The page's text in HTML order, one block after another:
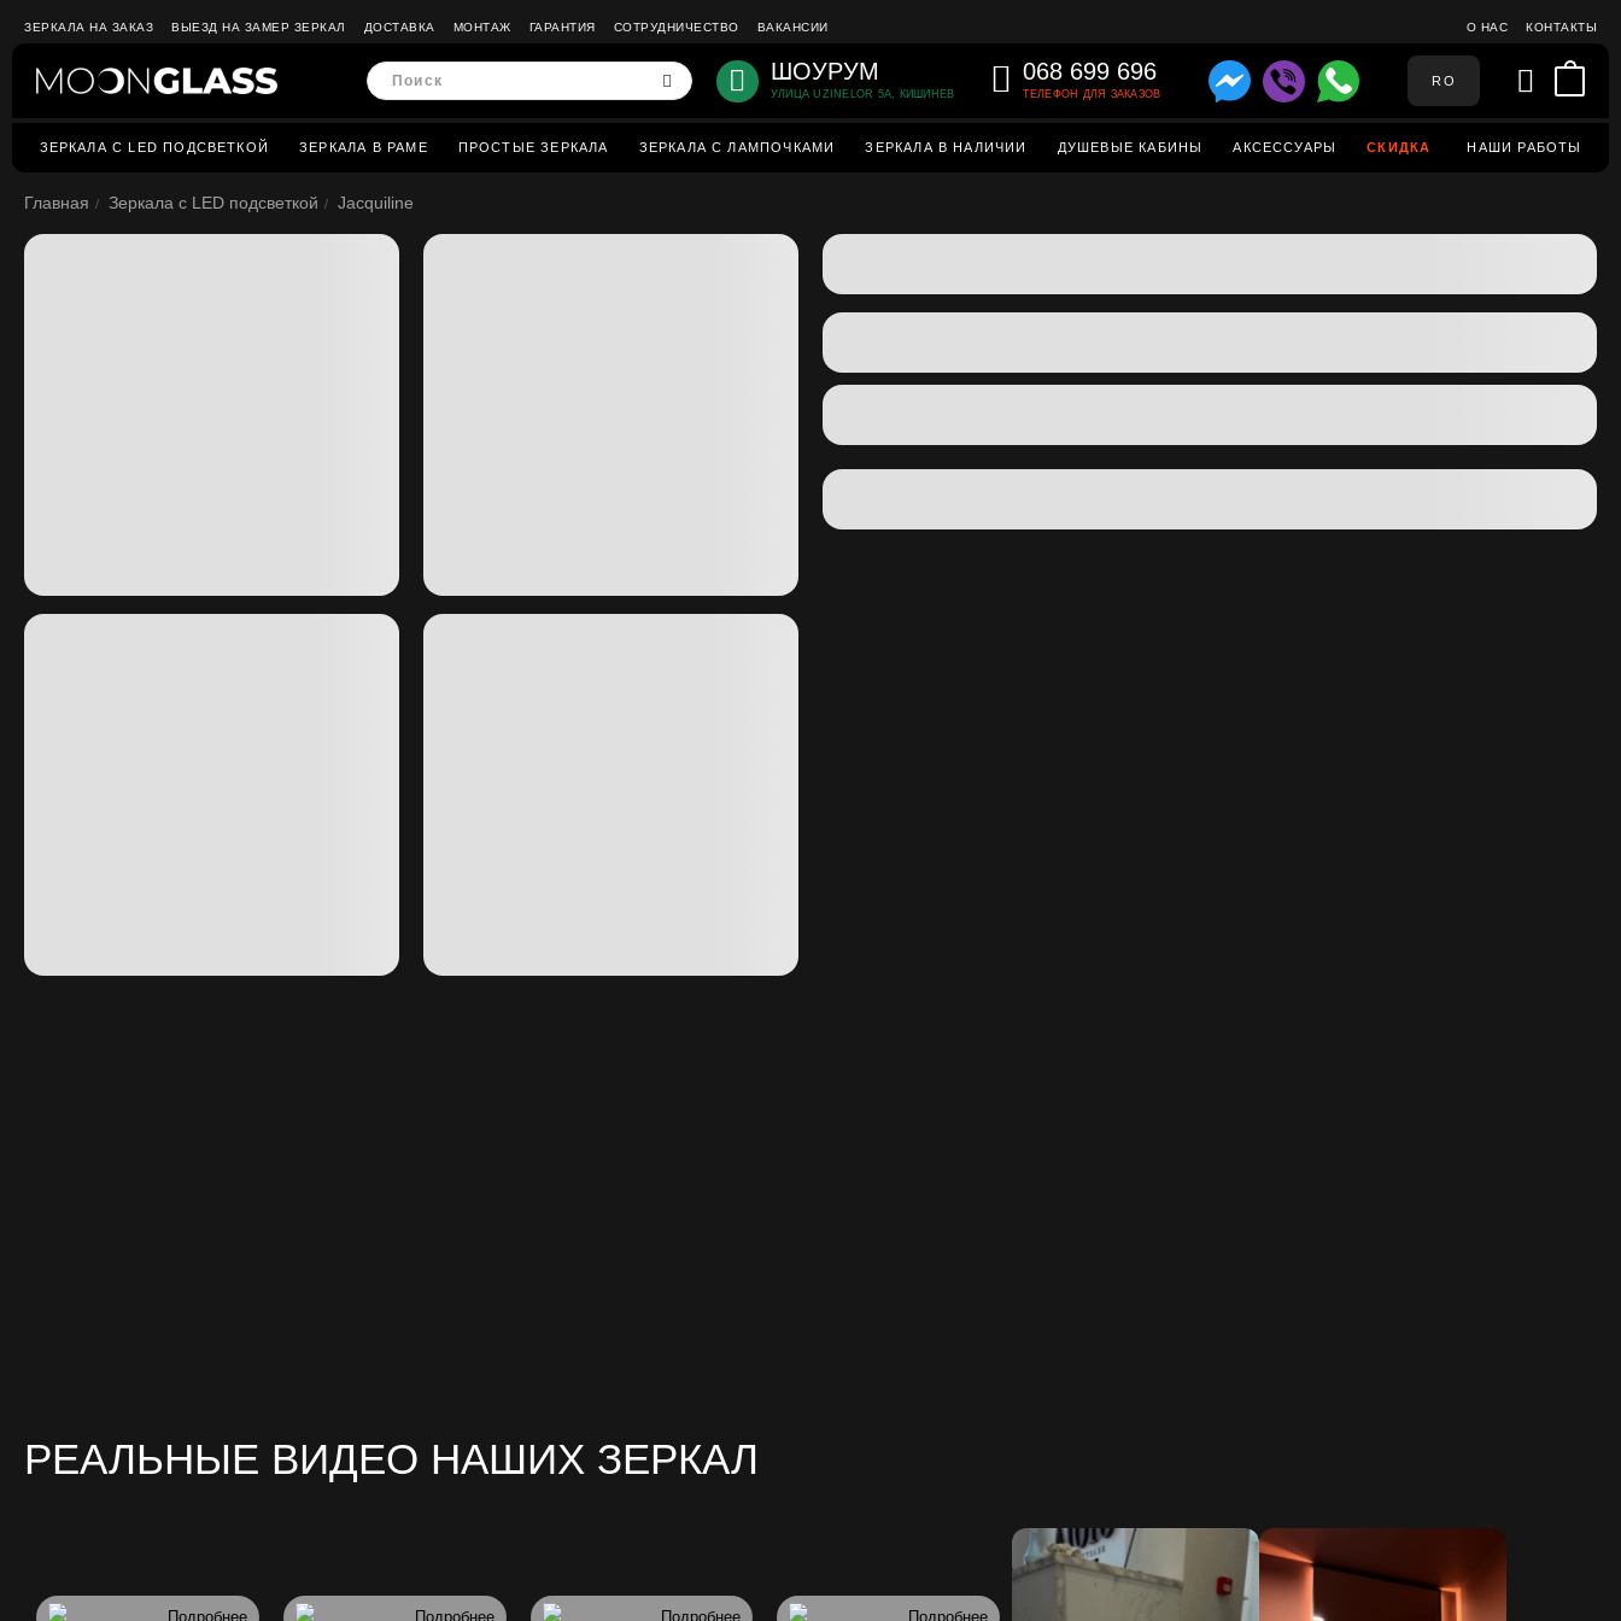
ЗЕРКАЛА НА ЗАКАЗ ВЫЕЗД НА ЗАМЕР ЗЕРКАЛ ДОСТАВКА МОНТАЖ ГАРАНТИЯ СОТРУДНИЧЕСТВО ВАКАНСИИ О НАС КОНТАКТЫ
ШОУРУМ
УЛИЦА UZINELOR 5A, КИШИНЕВ
068 699 696
ТЕЛЕФОН ДЛЯ ЗАКАЗОВ
RO
ЗЕРКАЛА C LED ПОДСВЕТКОЙ ЗЕРКАЛА В РАМЕ ПРОСТЫЕ ЗЕРКАЛА ЗЕРКАЛА С ЛАМПОЧКАМИ ЗЕРКАЛА В НАЛИЧИИ ДУШЕВЫЕ КАБИНЫ АКСЕССУАРЫ СКИДКА НАШИ РАБОТЫ
Главная Зеркала c LED подсветкой Jacquiline
РЕАЛЬНЫЕ ВИДЕО НАШИХ ЗЕРКАЛ
Подробнее Подробнее Подробнее Подробнее